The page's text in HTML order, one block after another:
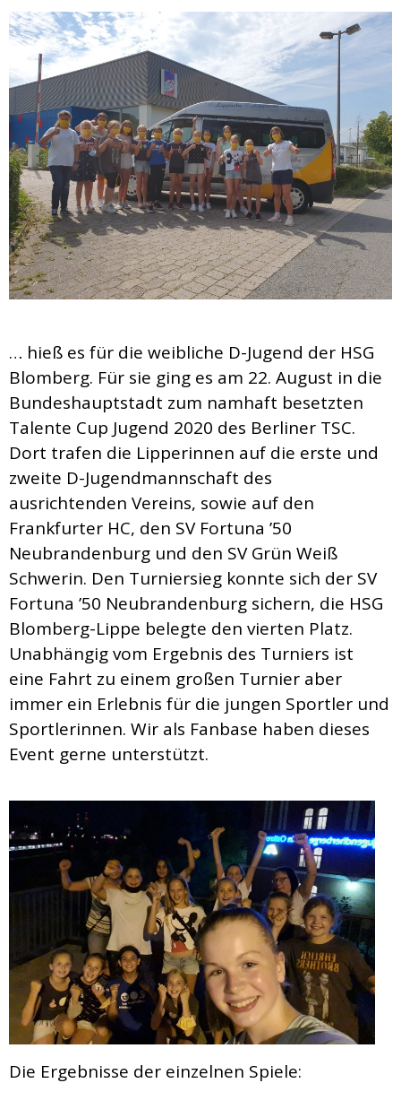
… hieß es für die weibliche D-Jugend der HSG
Blomberg. Für sie ging es am 22. August in die
Bundeshauptstadt zum namhaft besetzten
Talente Cup Jugend 2020 des Berliner TSC.
Dort trafen die Lipperinnen auf die erste und
zweite D-Jugendmannschaft des
ausrichtenden Vereins, sowie auf den
Frankfurter HC, den SV Fortuna ’50
Neubrandenburg und den SV Grün Weiß
Schwerin. Den Turniersieg konnte sich der SV
Fortuna ’50 Neubrandenburg sichern, die HSG
Blomberg-Lippe belegte den vierten Platz.
Unabhängig vom Ergebnis des Turniers ist
eine Fahrt zu einem großen Turnier aber
immer ein Erlebnis für die jungen Sportler und
Sportlerinnen. Wir als Fanbase haben dieses
Event gerne unterstützt.
Die Ergebnisse der einzelnen Spiele: